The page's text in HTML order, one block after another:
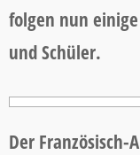
folgen nun
und Schüler.
Der Französisch-